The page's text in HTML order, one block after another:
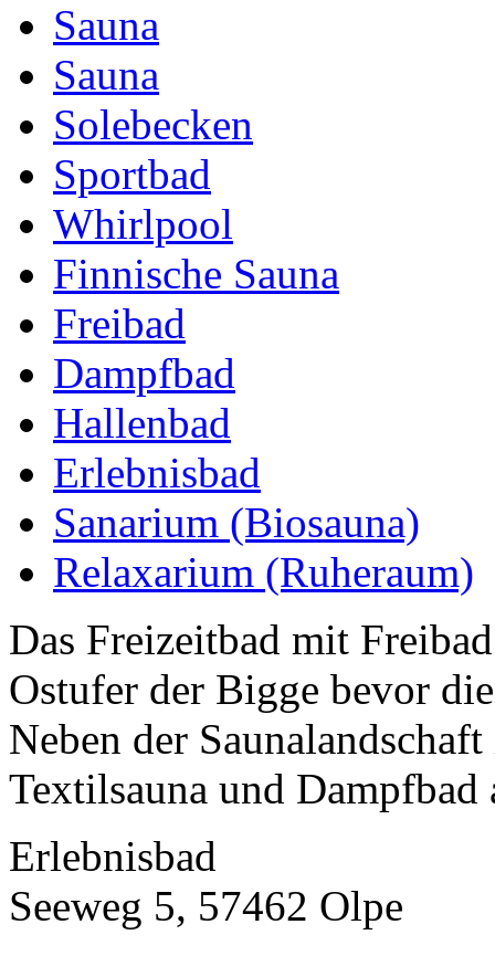
Sauna
Sauna
Solebecken
Sportbad
Whirlpool
Finnische Sauna
Freibad
Dampfbad
Hallenbad
Erlebnisbad
Sanarium (Biosauna)
Relaxarium (Ruheraum)
Das Freizeitbad mit
Ostufer der Bigge bevor
Neben der
Textilsauna und Dampfbad
Erlebnisbad
Seeweg 5, 57462 Olpe